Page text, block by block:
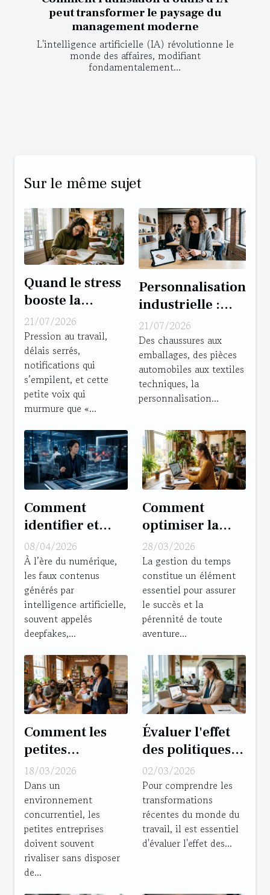
peut transformer le paysage du
management moderne
L'intelligence artificielle (IA) révolutionne le
monde des affaires, modifiant
fondamentalement...
Sur le même sujet
Quand le stress
booste la
créativité :
vérités et
fausses excuses
21/07/2026
Pression au travail,
délais serrés,
notifications qui
s’empilent, et cette
petite voix qui
murmure que «...
Personnalisation
industrielle :
gadget
commercial ou
levier de valeur
ajoutée ?
21/07/2026
Des chaussures aux
emballages, des pièces
automobiles aux textiles
techniques, la
personnalisation...
Comment
identifier et
contrer les
risques de
deepfake pour
les entreprises ?
08/04/2026
À l’ère du numérique,
les faux contenus
générés par
intelligence artificielle,
souvent appelés
deepfakes,...
Comment
optimiser la
gestion du
temps pour les
entrepreneurs ?
28/03/2026
La gestion du temps
constitue un élément
essentiel pour assurer
le succès et la
pérennité de toute
aventure...
Comment les
petites
entreprises
peuvent-elles
prospérer sans
budget
marketing ?
18/03/2026
Dans un
environnement
concurrentiel, les
petites entreprises
doivent souvent
rivaliser sans disposer
de...
Évaluer l'effet
des politiques
de télétravail
sur la
productivité
des entreprises
02/03/2026
Pour comprendre les
transformations
récentes du monde du
travail, il est essentiel
d'évaluer l'effet des...